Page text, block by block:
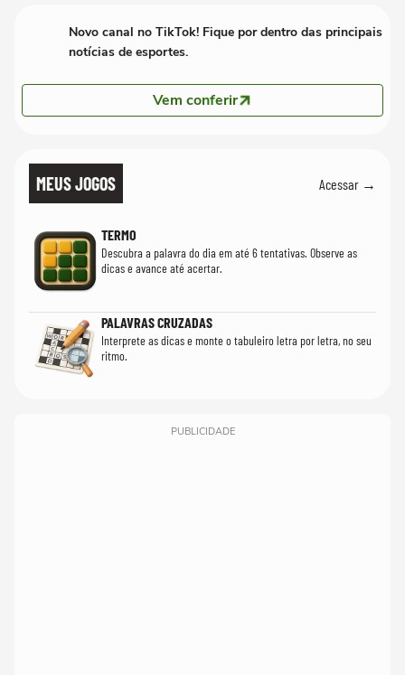
Novo canal no TikTok! Fique por dentro das principais
notícias de esportes.
Vem conferir
MEUS JOGOS Acessar →
TERMO
Descubra a palavra do dia em até 6 tentativas. Observe as
dicas e avance até acertar.
PALAVRAS CRUZADAS
Interprete as dicas e monte o tabuleiro letra por letra, no seu
ritmo.
PUBLICIDADE